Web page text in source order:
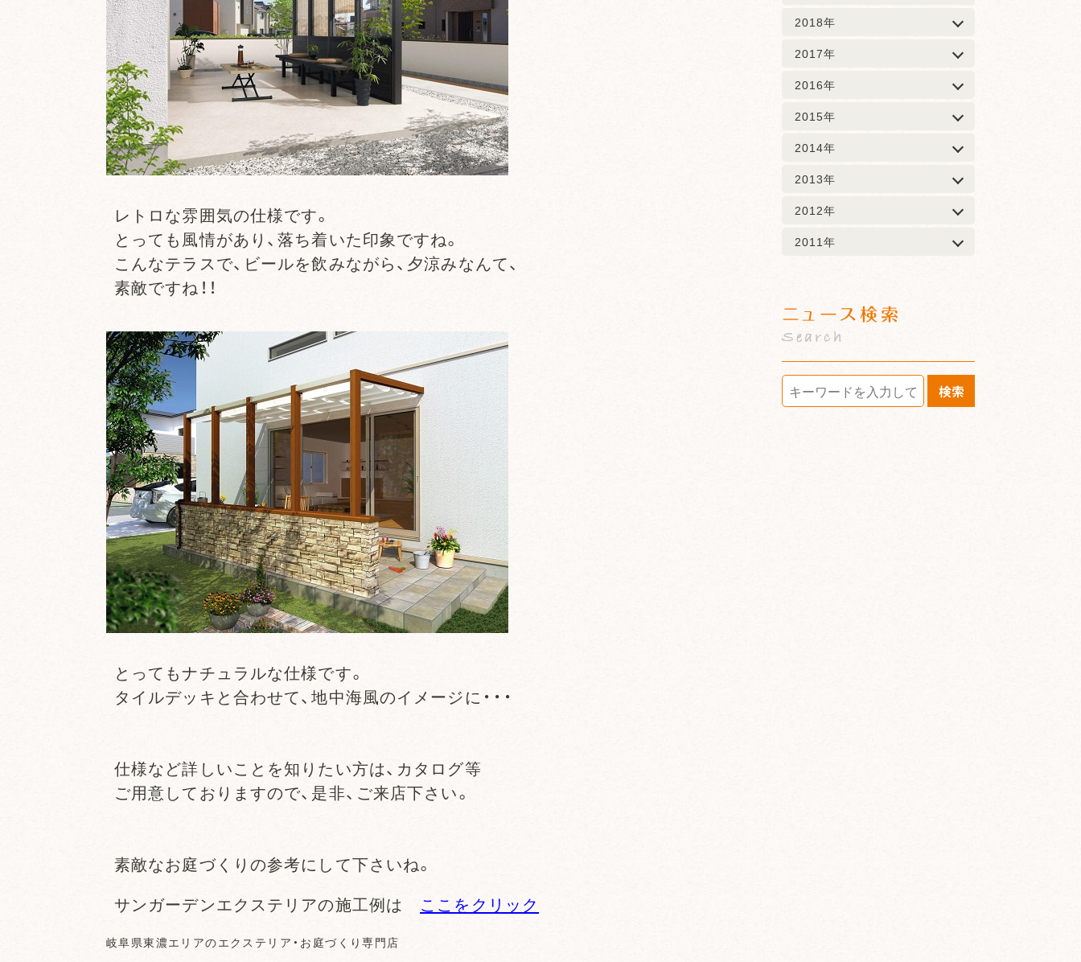
レトロな雰囲気の仕様です。
とっても風情があり、落ち着いた印象ですね。
こんなテラスで、ビールを飲みながら、夕涼みなんて、
素敵ですね！！
とってもナチュラルな仕様です。
タイルデッキと合わせて、地中海風のイメージに・・・
仕様など詳しいことを知りたい方は、カタログ等
ご用意しておりますので、是非、ご来店下さい。
素敵なお庭づくりの参考にして下さいね。
サンガーデンエクステリアの施工例は ここをクリック
岐阜県東濃エリアのエクステリア・お庭づくり専門店
2018年
2017年
2016年
2015年
2014年
2013年
2012年
2011年
ニュース検索
Search
検索